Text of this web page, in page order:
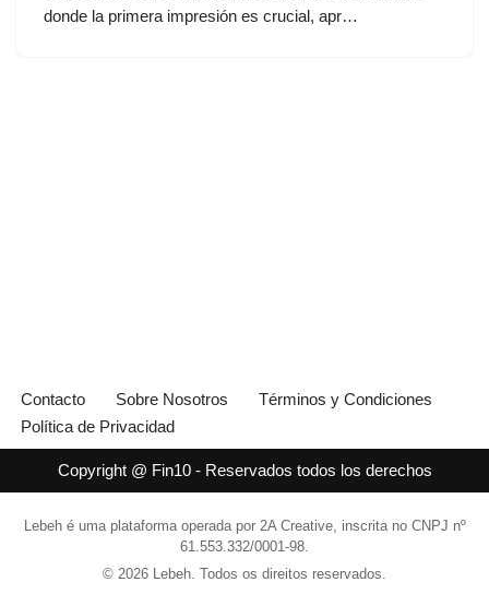
donde la primera impresión es crucial, apr…
Contacto Sobre Nosotros
Términos y Condiciones
Política de Privacidad
Copyright @ Fin10 - Reservados todos los derechos
Lebeh é uma plataforma operada por 2A Creative, inscrita no CNPJ nº
61.553.332/0001-98.
© 2026 Lebeh. Todos os direitos reservados.